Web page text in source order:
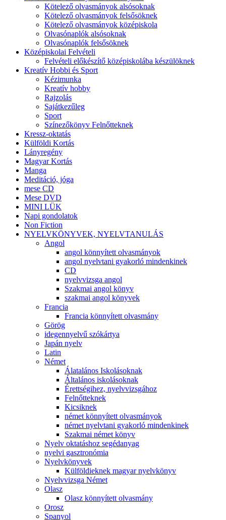
Kötelező olvasmányok alsósoknak
Kötelező olvasmányok felsősöknek
Kötelező olvasmányok középiskola
Olvasónaplók alsósoknak
Olvasónaplók felsősöknek
Középiskolai Felvételi
Felvételi előkészítő középiskolába készülöknek
Kreatív Hobbi és Sport
Kézimunka
Kreatív hobby
Rajzolás
Sajátkezűleg
Sport
Színezőkönyv Felnőtteknek
Kressz-oktatás
Külföldi Kortás
Lányregény
Magyar Kortás
Manga
Meditáció, jóga
mese CD
Mese DVD
MINI LÜK
Napi gondolatok
Non Fiction
NYELVKÖNYVEK, NYELVTANULÁS
Angol
angol könnyített olvasmányok
angol nyelvtani gyakorló mindenkinek
CD
nyelvvizsga angol
Szakmai angol könyv
szakmai angol könyvek
Francia
Francia könnyített olvasmány
Görög
idegennyelvű szókártya
Japán nyelv
Latin
Német
Álatalános Iskolásoknak
Általános iskolásoknak
Érettségihez, nyelvvizsgához
Felnőtteknek
Kicsiknek
német könnyített olvasmányok
német nyelvtani gyakorló mindenkinek
Szakmai német könyv
Nyelv oktatáshoz segédanyag
nyelvi gasztronómia
Nyelvkönyvek
Külföldieknek magyar nyelvkönyv
Nyelvvizsga Német
Olasz
Olasz könnyített olvasmány
Orosz
Spanyol